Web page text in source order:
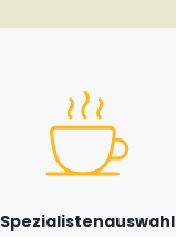
Spezialistenauswahl